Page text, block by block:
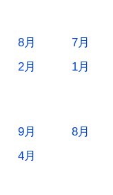
8月
7月
2月 1月
9月
8月
4月